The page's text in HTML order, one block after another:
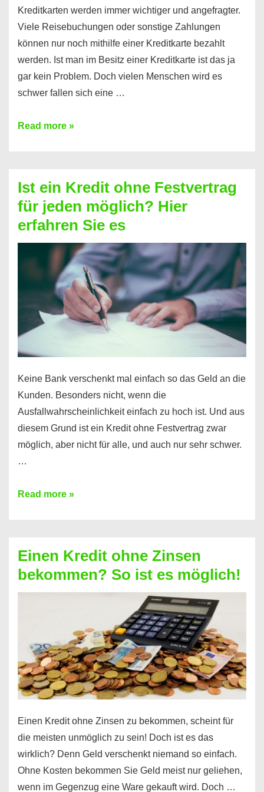
Kreditkarten werden immer wichtiger und angefragter.
Viele Reisebuchungen oder sonstige Zahlungen
können nur noch mithilfe einer Kreditkarte bezahlt
werden. Ist man im Besitz einer Kreditkarte ist das ja
gar kein Problem. Doch vielen Menschen wird es
schwer fallen sich eine …
Kreditkarte
Prepaid
ist
nicht
nur
für
Handy
möglich!
Read more »
Ist ein Kredit ohne Festvertrag
für jeden möglich? Hier
erfahren Sie es
Keine Bank verschenkt mal einfach so das Geld an die
Kunden. Besonders nicht, wenn die
Ausfallwahrscheinlichkeit einfach zu hoch ist. Und aus
diesem Grund ist ein Kredit ohne Festvertrag zwar
möglich, aber nicht für alle, und auch nur sehr schwer.
…
Ist
Festvertrag
für
jeden
erfahren
Sie
es
Read more »
Einen Kredit ohne Zinsen
bekommen? So ist es möglich!
Einen Kredit ohne Zinsen zu bekommen, scheint für
die meisten unmöglich zu sein! Doch ist es das
wirklich? Denn Geld verschenkt niemand so einfach.
Ohne Kosten bekommen Sie Geld meist nur geliehen,
wenn im Gegenzug eine Ware gekauft wird. Doch …